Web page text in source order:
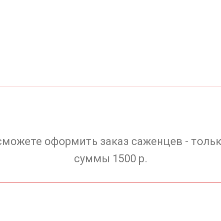
оформить заказ саженцев -
суммы 1500 р.